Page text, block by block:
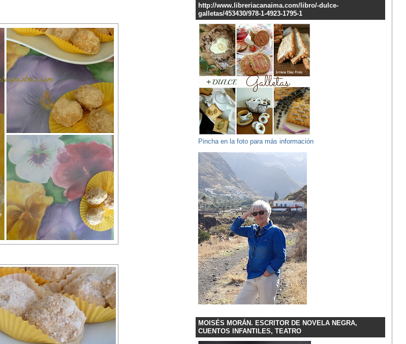
http://www.libreriacanaima.com/libro/-dulce-
galletas/453430/978-1-4923-1795-1
Pincha en la foto para más información
MOISÉS MORÁN. ESCRITOR DE NOVELA NEGRA,
CUENTOS INFANTILES, TEATRO